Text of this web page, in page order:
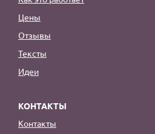
Цены
Отзывы
Тексты
Идеи
КОНТАКТЫ
Контакты